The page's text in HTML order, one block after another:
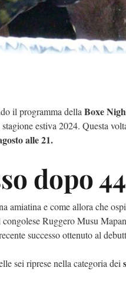
il programma della Boxe
estiva 2024. Questa
alle 21.
dopo
amiatina e come allora che
Ruggero Musu
successo ottenuto al
sei riprese nella categoria dei